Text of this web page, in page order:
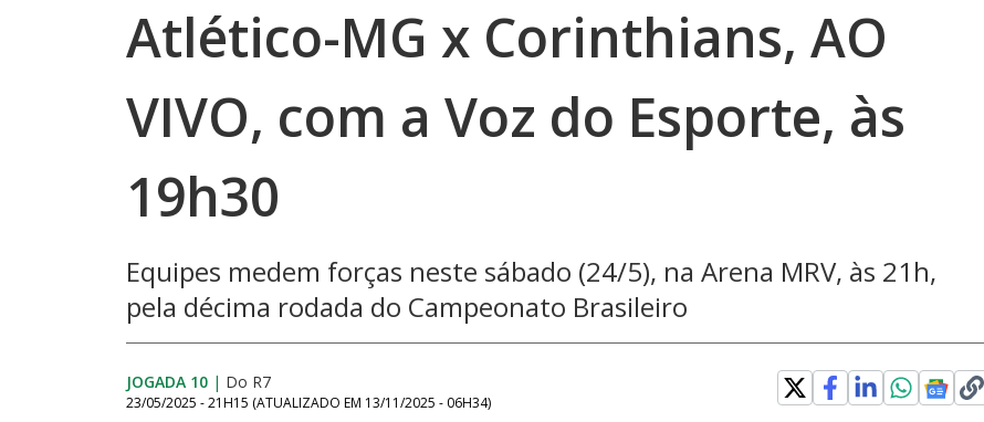
Atlético-MG x Corinthians, AO
VIVO, com a Voz do Esporte, às
19h30
Equipes medem forças neste sábado (24/5), na Arena MRV, às 21h,
pela décima rodada do Campeonato Brasileiro
JOGADA 10 | Do R7
23/05/2025 - 21H15 (ATUALIZADO EM 13/11/2025 - 06H34)